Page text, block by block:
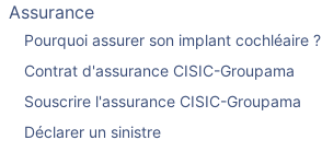
Assurance
Pourquoi assurer son implant cochléaire ?
Contrat d'assurance CISIC-Groupama
Souscrire l'assurance CISIC-Groupama
Déclarer un sinistre